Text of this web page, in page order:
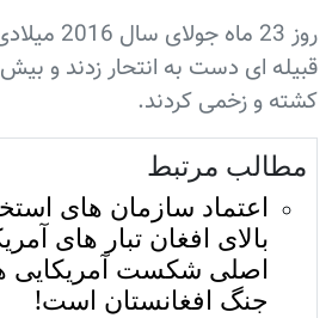
روز 23 ماه
کشته و زخمی کردند.
مطالب مرتبط
اعتماد سازمان های
بالای افغان تبار های
اصلی شکست آمریکایی ها
جنگ افغانستان است!